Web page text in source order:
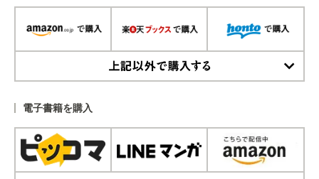
電子書籍を購入